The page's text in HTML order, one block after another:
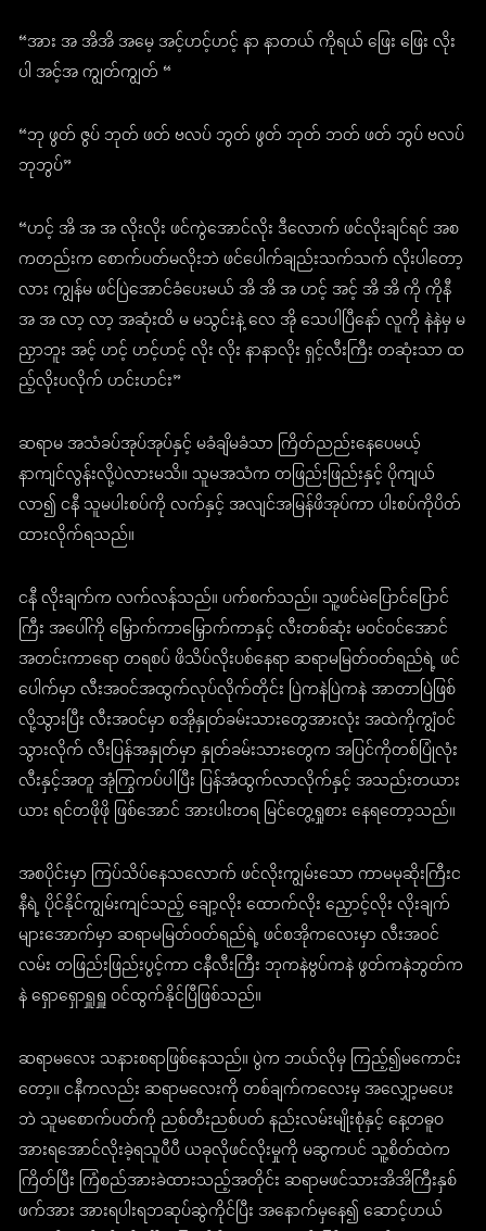
“အား အ အိအိ အမေ့ အင့်ဟင့်ဟင့် နာ နာတယ် ကိုရယ် ဖြေး ဖြေး လိုး
ပါ အင့်အ ကျွတ်ကျွတ် “
“ဘု ဖွတ် ဇွပ် ဘုတ် ဖတ် ဗလပ် ဘွတ် ဖွတ် ဘုတ် ဘတ် ဖတ် ဘွပ် ဗလပ်
ဘုဘွပ်”
“ဟင့် အိ အ အ လိုးလိုး ဖင်ကွဲအောင်လိုး ဒီလောက် ဖင်လိုးချင်ရင် အစ
ကတည်းက စောက်ပတ်မလိုးဘဲ ဖင်ပေါက်ချည်းသက်သက် လိုးပါတော့
လား ကျွန်မ ဖင်ပြဲအောင်ခံပေးမယ် အိ အိ အ ဟင့် အင့် အိ အိ ကို ကိုနီ
အ အ လာ့ လာ့ အဆုံးထိ မ မသွင်းနဲ့ လေ အို သေပါပြီနော် လူကို နဲနဲမှ မ
ညှာဘူး အင့် ဟင့် ဟင့်ဟင့် လိုး လိုး နာနာလိုး ရှင့်လီးကြီး တဆုံးသာ ထ
ည့်လိုးပလိုက် ဟင်းဟင်း”
ဆရာမ အသံခပ်အုပ်အုပ်နှင့် မခံချိမခံသာ ကြိတ်ညည်းနေပေမယ့်
နာကျင်လွန်းလို့ပဲလားမသိ။ သူမအသံက တဖြည်းဖြည်းနှင့် ပိုကျယ်
လာ၍ ငနီ သူမပါးစပ်ကို လက်နှင့် အလျင်အမြန်ဖိအုပ်ကာ ပါးစပ်ကိုပိတ်
ထားလိုက်ရသည်။
ငနီ လိုးချက်က လက်လန်သည်။ ပက်စက်သည်။ သူ့ဖင်မဲပြောင်ပြောင်
ကြီး အပေါ်ကို မြှောက်ကာမြှောက်ကာနှင့် လီးတစ်ဆုံး မဝင်ဝင်အောင်
အတင်းကာရော တရစပ် ဖိသိပ်လိုးပစ်နေရာ ဆရာမမြတ်ဝတ်ရည်ရဲ့ ဖင်
ပေါက်မှာ လီးအဝင်အထွက်လုပ်လိုက်တိုင်း ပြဲကနဲပြဲကနဲ အာတာပြဲဖြစ်
လို့သွားပြီး လီးအဝင်မှာ စအိုနှုတ်ခမ်းသားတွေအားလုံး အထဲကိုကျွံဝင်
သွားလိုက် လီးပြန်အနှုတ်မှာ နှုတ်ခမ်းသားတွေက အပြင်ကိုတစ်ပြုံလုံး
လီးနှင့်အတူ အုံကြွကပ်ပါပြီး ပြန်အံထွက်လာလိုက်နှင့် အသည်းတယား
ယား ရင်တဖိုဖို ဖြစ်အောင် အားပါးတရ မြင်တွေ့ရှုစား နေရတော့သည်။
အစပိုင်းမှာ ကြပ်သိပ်နေသလောက် ဖင်လိုးကျွမ်းသော ကာမမုဆိုးကြီးင
နီရဲ့ ပိုင်နိုင်ကျွမ်းကျင်သည့် ချော့လိုး ထောက်လိုး ညှောင့်လိုး လိုးချက်
များအောက်မှာ ဆရာမမြတ်ဝတ်ရည်ရဲ့ ဖင်စအိုကလေးမှာ လီးအဝင်
လမ်း တဖြည်းဖြည်းပွင့်ကာ ငနီလီးကြီး ဘုကနဲဗွပ်ကနဲ ဖွတ်ကနဲဘွတ်က
နဲ ရှောရှောရှူရှူ ဝင်ထွက်နိုင်ပြီဖြစ်သည်။
ဆရာမလေး သနားစရာဖြစ်နေသည်။ ပွဲက ဘယ်လိုမှ ကြည့်၍မကောင်း
တော့။ ငနီကလည်း ဆရာမလေးကို တစ်ချက်ကလေးမှ အလျှော့မပေး
ဘဲ သူမစောက်ပတ်ကို ညစ်တီးညစ်ပတ် နည်းလမ်းမျိုးစုံနှင့် နေ့တဓူဝ
အားရအောင်လိုးခဲ့ရသူပီပီ ယခုလိုဖင်လိုးမှုကို မဆွကပင် သူ့စိတ်ထဲက
ကြိတ်ပြီး ကြံစည်အားခဲထားသည့်အတိုင်း ဆရာမဖင်သားအိအိကြီးနှစ်
ဖက်အား အားရပါးရဘဆုပ်ဆွဲကိုင်ပြီး အနောက်မှနေ၍ ဆောင့်ဟယ်